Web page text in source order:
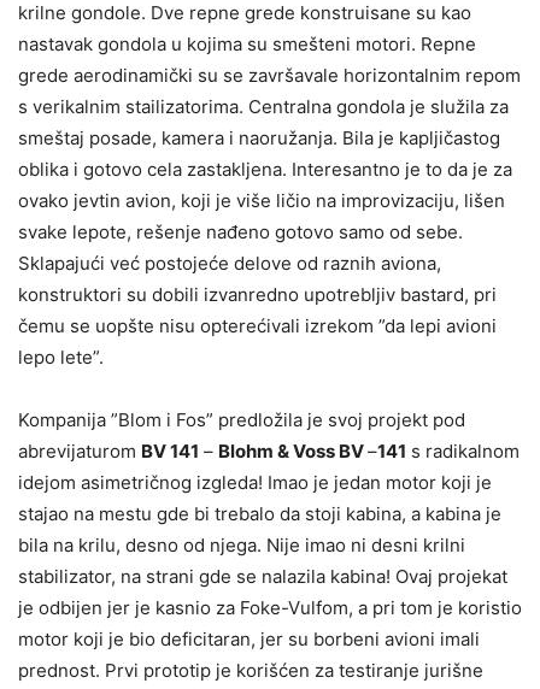
krilne gondole. Dve repne grede konstruisane su kao
nastavak gondola u kojima su smešteni motori. Repne
grede aerodinamički su se završavale horizontalnim repom
s verikalnim stailizatorima. Centralna gondola je služila za
smeštaj posade, kamera i naoružanja. Bila je kapljičastog
oblika i gotovo cela zastakljena. Interesantno je to da je za
ovako jevtin avion, koji je više ličio na improvizaciju, lišen
svake lepote, rešenje nađeno gotovo samo od sebe.
Sklapajući već postojeće delove od raznih aviona,
konstruktori su dobili izvanredno upotrebljiv bastard, pri
čemu se uopšte nisu opterećivali izrekom ”da lepi avioni
lepo lete”.
Kompanija ”Blom i Fos” predložila je svoj projekt pod
abrevijaturom BV 141 – Blohm & Voss BV–141 s radikalnom
idejom asimetričnog izgleda! Imao je jedan motor koji je
stajao na mestu gde bi trebalo da stoji kabina, a kabina je
bila na krilu, desno od njega. Nije imao ni desni krilni
stabilizator, na strani gde se nalazila kabina! Ovaj projekat
je odbijen jer je kasnio za Foke-Vulfom, a pri tom je koristio
motor koji je bio deficitaran, jer su borbeni avioni imali
prednost. Prvi prototip je korišćen za testiranje jurišne